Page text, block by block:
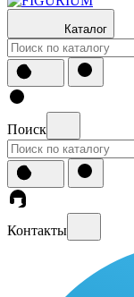
Каталог
Поиск
Контакты